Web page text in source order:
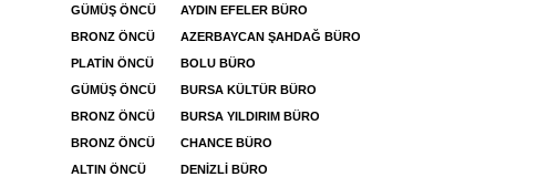
GÜMÜŞ ÖNCÜ
AYDIN EFELER BÜRO
BRONZ ÖNCÜ
AZERBAYCAN ŞAHDAĞ BÜRO
PLATİN ÖNCÜ
BOLU BÜRO
GÜMÜŞ ÖNCÜ
BURSA KÜLTÜR BÜRO
BRONZ ÖNCÜ
BURSA YILDIRIM BÜRO
BRONZ ÖNCÜ
CHANCE BÜRO
ALTIN ÖNCÜ
DENİZLİ BÜRO